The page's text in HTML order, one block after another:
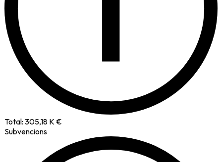
Total: 305,18 K €
Subvencions